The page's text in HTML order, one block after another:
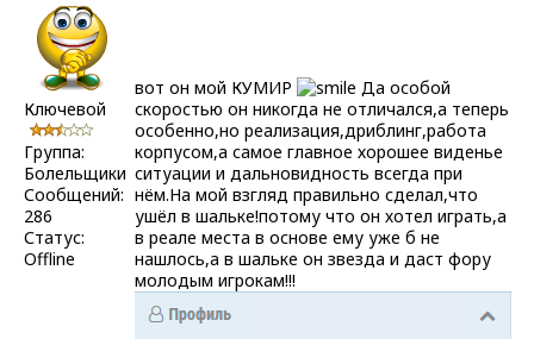
Ключевой
Группа:
Болельщики
Сообщений:
286
Статус:
Offline
вот он мой КУМИР
Да особой
скоростью он никогда не отличался,а теперь
особенно,но реализация,дриблинг,работа
корпусом,а самое главное хорошее виденье
ситуации и дальновидность всегда при
нём.На мой взгляд правильно сделал,что
ушёл в шальке!потому что он хотел играть,а
в реале места в основе ему уже б не
нашлось,а в шальке он звезда и даст фору
молодым игрокам!!!